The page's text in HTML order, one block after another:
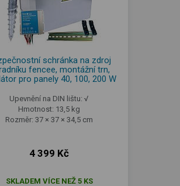
schránka na zdroj
fencee, montážní trn,
pro panely 40, 100, 200 W
Upevnění na DIN lištu: √
Hmotnost: 13,5 kg
Rozměr: 37 × 37 × 34,5 cm
4 399 Kč
SKLADEM VÍCE NEŽ 5 KS